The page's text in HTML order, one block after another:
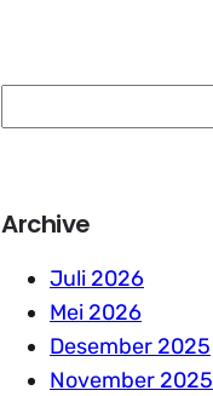
e
c
Archive
Juli 2026
Mei 2026
Desember 2025
November 2025